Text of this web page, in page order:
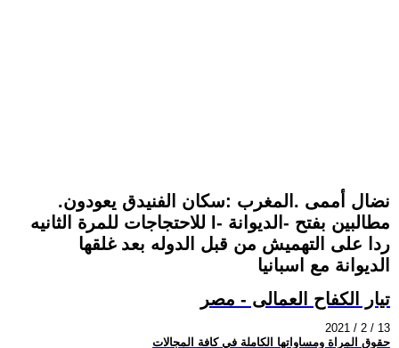
.نضال أممى .المغرب :سكان الفنيدق يعودون
للاحتجاجات للمرة الثانيه lمطالبين بفتح -الديوانة -
ردا على التهميش من قبل الدوله بعد غلقها
الديوانة مع اسبانيا
تيار الكفاح العمالى - مصر
2021 / 2 / 13
حقوق المراة ومساواتها الكاملة في كافة المجالات